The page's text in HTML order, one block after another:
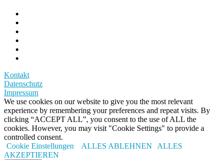
Kontakt
Datenschutz
Impressum
We use cookies on our website to give you the most relevant
experience by remembering your preferences and repeat visits. By
clicking “ACCEPT ALL”, you consent to the use of ALL the
cookies. However, you may visit "Cookie Settings" to provide a
controlled consent.
Cookie Einstellungen
ALLES ABLEHNEN
ALLES
AKZEPTIEREN